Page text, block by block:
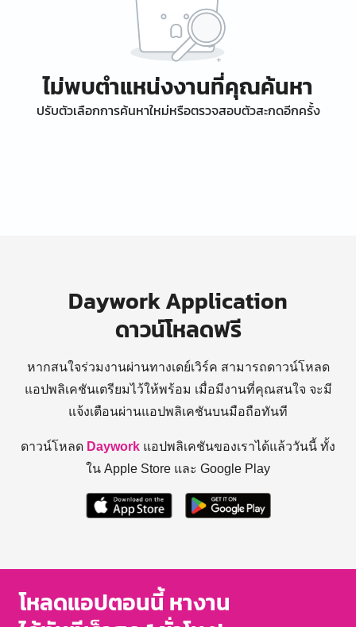
ไม่พบตำแหน่งงานที่คุณค้นหา
ปรับตัวเลือกการค้นหาใหม่หรือตรวจสอบตัวสะกดอีกครั้ง
Daywork Application
ดาวน์โหลดฟรี
หากสนใจร่วมงานผ่านทางเดย์เวิร์ค สามารถดาวน์โหลด
แอปพลิเคชันเตรียมไว้ให้พร้อม เมื่อมีงานที่คุณสนใจ จะมี
แจ้งเตือนผ่านแอปพลิเคชันบนมือถือทันที
ดาวน์โหลด Daywork แอปพลิเคชันของเราได้แล้ววันนี้ ทั้ง
ใน Apple Store และ Google Play
โหลดแอปตอนนี้ หางาน